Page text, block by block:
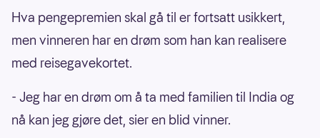
Hva pengepremien skal gå til er fortsatt usikkert,
men vinneren har en drøm som han kan realisere
med reisegavekortet.
- Jeg har en drøm om å ta med familien til India og
nå kan jeg gjøre det, sier en blid vinner.